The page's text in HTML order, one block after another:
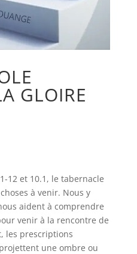
GLOIRE
12 et 10.1, le tabernacle
à venir. Nous y
aident à comprendre
venir à la rencontre de
les prescriptions
une ombre ou